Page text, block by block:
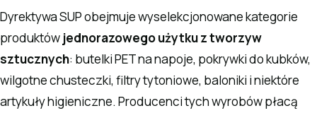
Dyrektywa SUP obejmuje wyselekcjonowane kategorie
produktów jednorazowego użytku z tworzyw
sztucznych: butelki PET na napoje, pokrywki do kubków,
wilgotne chusteczki, filtry tytoniowe, baloniki i niektóre
artykuły higieniczne. Producenci tych wyrobów płacą